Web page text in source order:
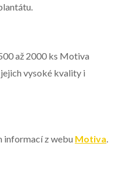
až 2000 ks Motiva
vysoké kvality i
informací z webu Motiva